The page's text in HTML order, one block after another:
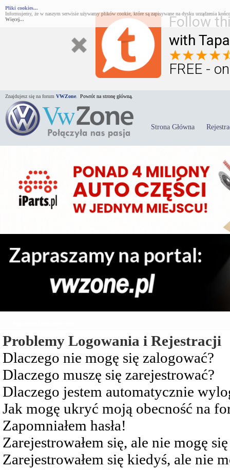
Follow
with
FREE -
Pliki cookies...
Informujemy, że w naszym serwisie używamy plików cookie, które są zapisywane na dysku urządzenia
Więcej...
Znajdujesz się na forum VWZone Powrót na stronę główną.
Strona Główna
Problemy Logowania i Rejestracji
Dlaczego nie mogę się zalogować?
Dlaczego muszę się zarejestrować?
Dlaczego jestem automatycznie
Jak mogę ukryć moją obecność na
Zapomniałem hasła!
Zarejestrowałem się, ale nie mogę
Zarejestrowałem się kiedyś, ale nie